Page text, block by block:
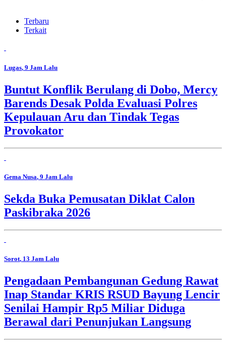
Terbaru
Terkait
Lugas, 9 Jam Lalu
Buntut Konflik Berulang di Dobo, Mercy
Barends Desak Polda Evaluasi Polres
Kepulauan Aru dan Tindak Tegas
Provokator
Gema Nusa, 9 Jam Lalu
Sekda Buka Pemusatan Diklat Calon
Paskibraka 2026
Sorot, 13 Jam Lalu
Pengadaan Pembangunan Gedung Rawat
Inap Standar KRIS RSUD Bayung Lencir
Senilai Hampir Rp5 Miliar Diduga
Berawal dari Penunjukan Langsung